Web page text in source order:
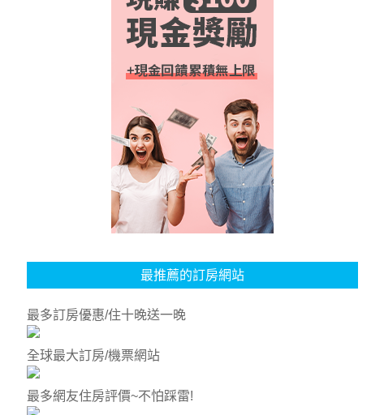
最推薦的訂房網站
最多訂房優惠/住十晚送一晚
全球最大訂房/機票網站
最多網友住房評價~不怕踩雷!